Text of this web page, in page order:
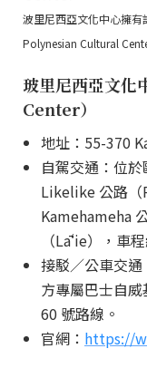
波里尼西亞文化中心擁有
Polynesian Cultural
玻里尼西亞文
Center）
地址：55-370
自駕交通：位
Likelike 公路
Kamehameha
（Lāʻie），車
接駁／公車交
方專屬巴士自
60 號路線。
官網： https://